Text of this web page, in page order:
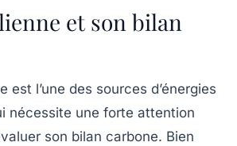
et son bilan
est l’une des sources d’énergies
nécessite une forte attention
son bilan carbone. Bien